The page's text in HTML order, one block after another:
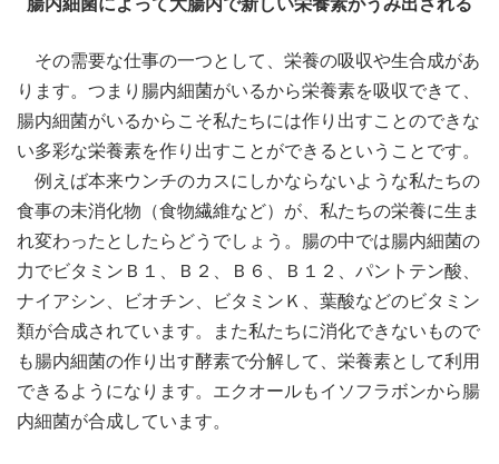
その需要な仕事の一つとして、栄養の吸収や生合成があ
ります。つまり腸内細菌がいるから栄養素を吸収できて、
腸内細菌がいるからこそ私たちには作り出すことのできな
い多彩な栄養素を作り出すことができるということです。
例えば本来ウンチのカスにしかならないような私たちの
食事の未消化物（食物繊維など）が、私たちの栄養に生ま
れ変わったとしたらどうでしょう。腸の中では腸内細菌の
力でビタミンＢ１、Ｂ２、Ｂ６、Ｂ１２、パントテン酸、
ナイアシン、ビオチン、ビタミンＫ、葉酸などのビタミン
類が合成されています。また私たちに消化できないもので
も腸内細菌の作り出す酵素で分解して、栄養素として利用
できるようになります。エクオールもイソフラボンから腸
内細菌が合成しています。